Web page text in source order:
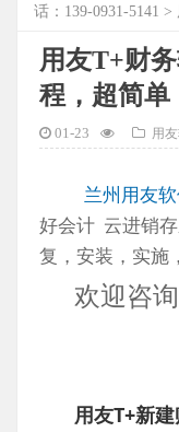
话：139-0931-5141 >
用友T+财
程，超简单
01-23 用
兰州用友
好会计 云进销
复，安装，实施
欢迎咨
用友T+新